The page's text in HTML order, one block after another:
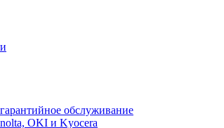
обслуживание
OKI и Kyocera